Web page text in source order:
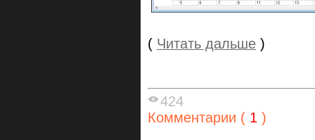
( Читать дальше )
424
Комментарии ( 1 )